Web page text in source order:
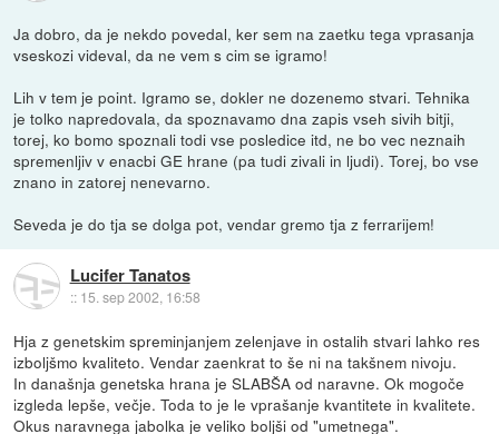
Ja dobro, da je nekdo povedal, ker sem na zaetku tega vprasanja
vseskozi videval, da ne vem s cim se igramo!
Lih v tem je point. Igramo se, dokler ne dozenemo stvari. Tehnika
je tolko napredovala, da spoznavamo dna zapis vseh sivih bitji,
torej, ko bomo spoznali todi vse posledice itd, ne bo vec neznaih
spremenljiv v enacbi GE hrane (pa tudi zivali in ljudi). Torej, bo vse
znano in zatorej nenevarno.
Seveda je do tja se dolga pot, vendar gremo tja z ferrarijem!
Lucifer Tanatos
:: 15. sep 2002, 16:58
Hja z genetskim spreminjanjem zelenjave in ostalih stvari lahko res
izboljšmo kvaliteto. Vendar zaenkrat to še ni na takšnem nivoju.
In današnja genetska hrana je SLABŠA od naravne. Ok mogoče
izgleda lepše, večje. Toda to je le vprašanje kvantitete in kvalitete.
Okus naravnega jabolka je veliko boljši od "umetnega".